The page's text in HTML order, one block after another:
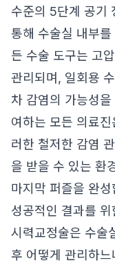
수준의 5단계 공기
통해 수술실 내부
든 수술 도구는 고
관리되며, 일회용
차 감염의 가능성
여하는 모든 의료
러한 철저한 감염
을 받을 수 있는 환
마지막 퍼즐을 완성
성공적인 결과를
시력교정술은 수술
후 어떻게 관리하